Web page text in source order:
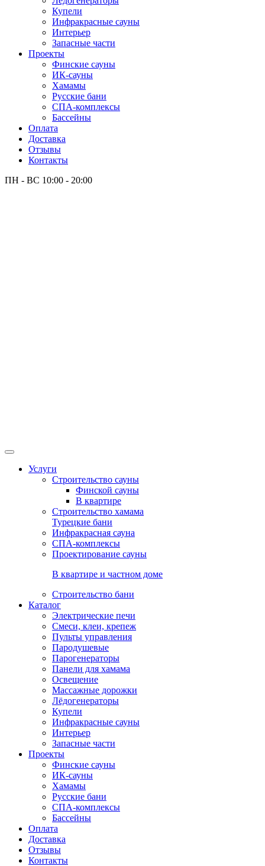
Купели
Инфракрасные сауны
Интерьер
Запасные части
Проекты
Финские сауны
ИК-сауны
Хамамы
Русские бани
СПА-комплексы
Бассейны
Оплата
Доставка
Отзывы
Контакты
ПН - ВС 10:00 - 20:00
Услуги
Строительство сауны
Финской сауны
В квартире
Строительство хамама
Турецкие бани
Инфракрасная сауна
СПА-комплексы
Проектирование сауны
В квартире и частном доме
Строительство бани
Каталог
Электрические печи
Смеси, клеи, крепеж
Пульты управления
Пародушевые
Парогенераторы
Панели для хамама
Освещение
Массажные дорожки
Лёдогенераторы
Купели
Инфракрасные сауны
Интерьер
Запасные части
Проекты
Финские сауны
ИК-сауны
Хамамы
Русские бани
СПА-комплексы
Бассейны
Оплата
Доставка
Отзывы
Контакты